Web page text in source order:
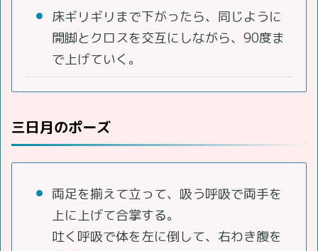
床ギリギリまで下がったら、同じように
開脚とクロスを交互にしながら、90度ま
で上げていく。
三日月のポーズ
両足を揃えて立って、吸う呼吸で両手を
上に上げて合掌する。
吐く呼吸で体を左に倒して、右わき腹を